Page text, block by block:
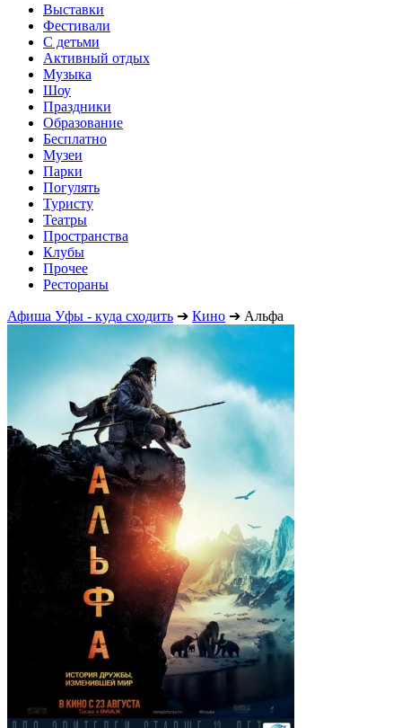
Выставки
Фестивали
С детьми
Активный отдых
Музыка
Шоу
Праздники
Образование
Бесплатно
Музеи
Парки
Погулять
Туристу
Театры
Пространства
Клубы
Прочее
Рестораны
Афиша Уфы - куда сходить ➔ Кино ➔ Альфа